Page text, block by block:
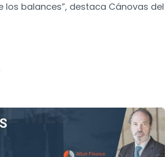
balances”, destaca Cánovas del